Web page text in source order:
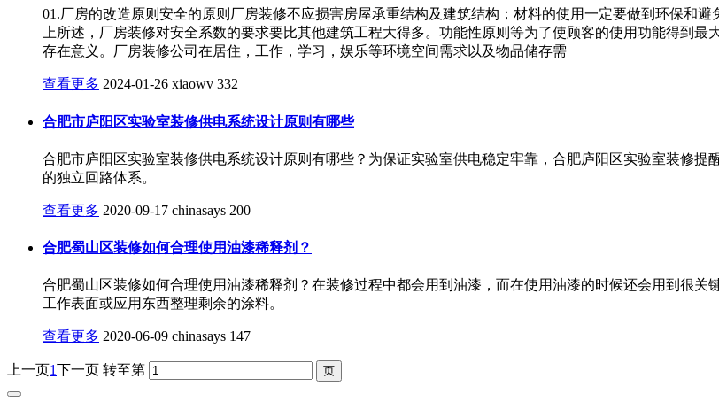
01.厂房的改造原则安全的原则厂房装修不应损害房屋承重结构及建筑结构；材料的使用一定要做到环保和
上所述，厂房装修对安全系数的要求要比其他建筑工程大得多。功能性原则等为了使顾客的使用功能得到
存在意义。厂房装修公司在居住，工作，学习，娱乐等环境空间需求以及物品储存需
查看更多 2024-01-26 xiaowv 332
合肥市庐阳区实验室装修供电系统设计原则有哪些
合肥市庐阳区实验室装修供电系统设计原则有哪些？为保证实验室供电稳定牢靠，合肥庐阳区实验室装修
的独立回路体系。
查看更多 2020-09-17 chinasays 200
合肥蜀山区装修如何合理使用油漆稀释剂？
合肥蜀山区装修如何合理使用油漆稀释剂？在装修过程中都会用到油漆，而在使用油漆的时候还会用到很
工作表面或应用东西整理剩余的涂料。
查看更多 2020-06-09 chinasays 147
上一页1下一页 转至第